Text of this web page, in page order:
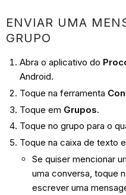
ENVIAR UMA
GRUPO
Abra o aplicativo do
Android.
Toque na ferramenta
Toque em Grupos.
Toque no grupo para o
Toque na caixa de texto
Se quiser mencionar
uma conversa, toque
escrever uma